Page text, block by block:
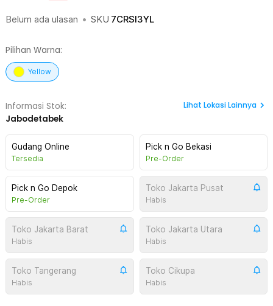
Belum ada ulasan • SKU 7CRSI3YL
Pilihan Warna:
Yellow
Informasi Stok:
Jabodetabek
Lihat Lokasi Lainnya
Gudang Online
Tersedia
Pick n Go Bekasi
Pre-Order
Pick n Go Depok
Pre-Order
Toko Jakarta Pusat
Habis
Toko Jakarta Barat
Habis
Toko Jakarta Utara
Habis
Toko Tangerang
Habis
Toko Cikupa
Habis